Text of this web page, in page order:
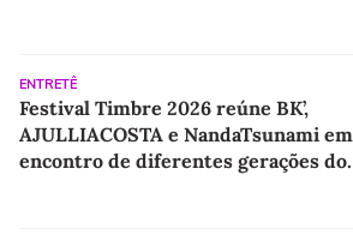
ENTRETÊ
Festival Timbre 2026 reúne BK’,
AJULLIACOSTA e NandaTsunami em
encontro de diferentes gerações do